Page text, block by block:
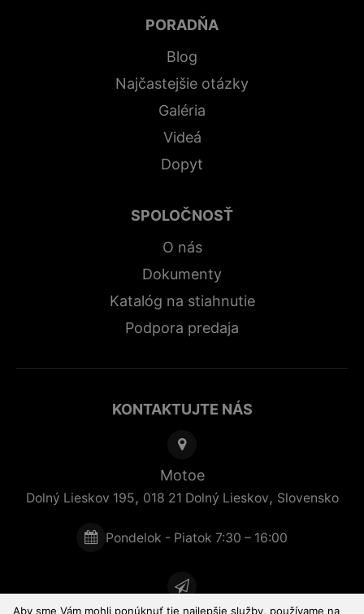
PORADŇA
Blog
Najčastejšie otázky
Galéria
Videá
Dopyt
SPOLOČNOSŤ
O nás
Dokumenty
Katalóg na stiahnutie
Podpora predaja
KONTAKTUJTE NÁS
Motoe
Dolný Lieskov 195, 018 21 Dolný Lieskov, Slovensko
Pondelok - Piatok 7:30 – 16:00
Aby sme Vám mohli ponúknuť tie najlepšie služby, používame na